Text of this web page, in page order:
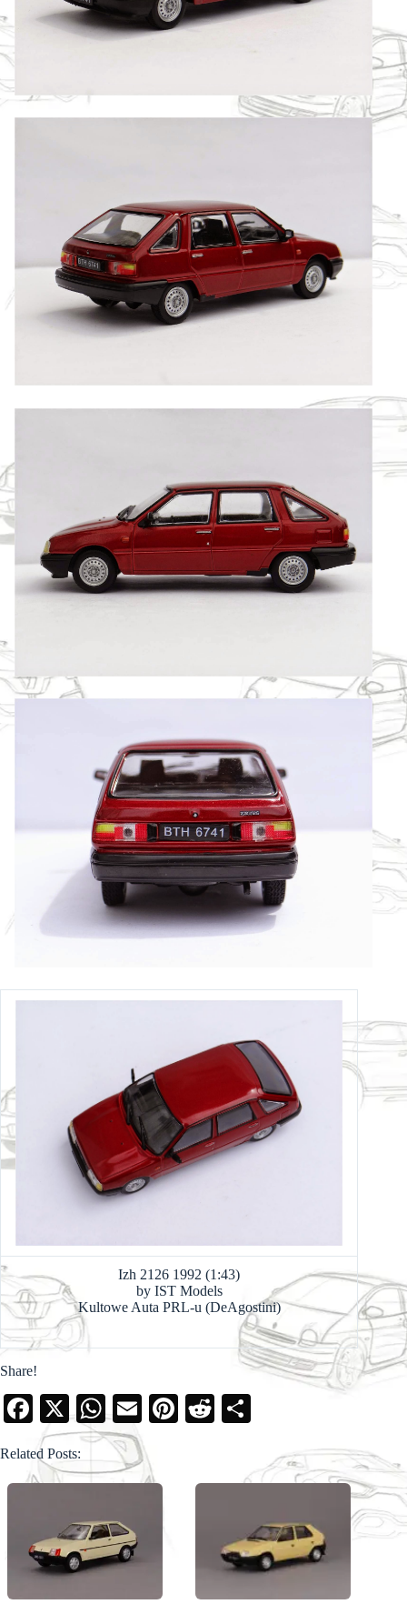
Izh 2126 1992 (1:43)
by IST Models
Kultowe Auta PRL-u (DeAgostini)
Share!
Fa
ce
bo
X
W
ha
ts
pp
E
m
ail
Pi
es
R
re
Related Posts: